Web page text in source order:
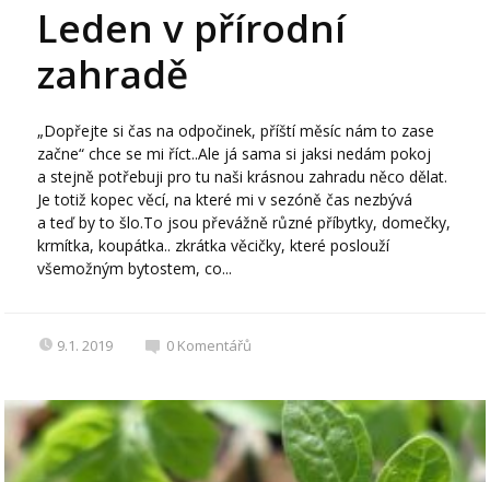
Leden v přírodní
zahradě
„Dopřejte si čas na odpočinek, příští měsíc nám to zase
začne“ chce se mi říct..Ale já sama si jaksi nedám pokoj
a stejně potřebuji pro tu naši krásnou zahradu něco dělat.
Je totiž kopec věcí, na které mi v sezóně čas nezbývá
a teď by to šlo.To jsou převážně různé příbytky, domečky,
krmítka, koupátka.. zkrátka věcičky, které poslouží
všemožným bytostem, co...
9.1. 2019 0 Komentářů